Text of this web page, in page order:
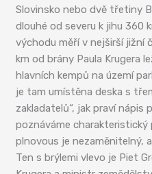
Slovinsko nebo dvě třetiny
dlouhé od severu k jihu 360
východu měří v nejširší jižní
km od brány Paula Krugera
hlavních kempů na území
je tam umístěna deska s
zakladatelů“, jak praví nápis
poznáváme charakteristický
plnovous je nezaměnitelný,
Ten s brýlemi vlevo je Piet